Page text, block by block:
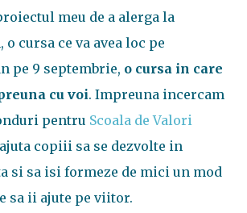
meu de a alerga la
cursa ce va avea loc pe
pe 9 septembrie, o cursa in care
cu voi. Impreuna incercam
pentru Scoala de Valori
copiii sa se dezvolte in
si sa isi formeze de mici un mod
sa ii ajute pe viitor.